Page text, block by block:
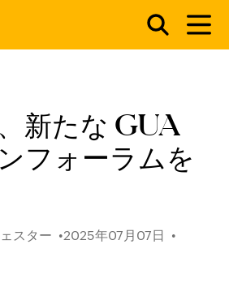
新たな GUA
フォーラムを
スター
2025年07月07日